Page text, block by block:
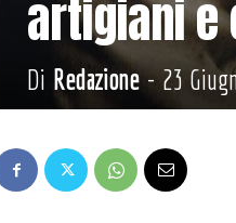
artigiani
Di Redazione- 23